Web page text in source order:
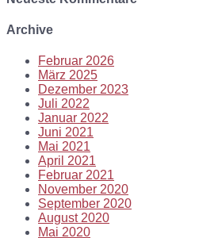
Archive
Februar 2026
März 2025
Dezember 2023
Juli 2022
Januar 2022
Juni 2021
Mai 2021
April 2021
Februar 2021
November 2020
September 2020
August 2020
Mai 2020